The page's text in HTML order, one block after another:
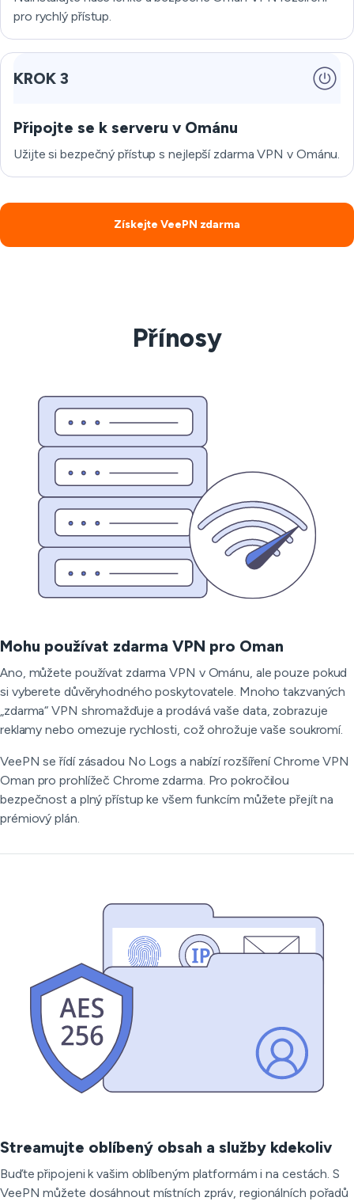
pro rychlý přístup.
KROK 3
Připojte se k serveru v Ománu
Užijte si bezpečný přístup s nejlepší zdarma VPN v Ománu.
Získejte VeePN zdarma
Přínosy
Mohu používat zdarma VPN pro Oman
Ano, můžete používat zdarma VPN v Ománu, ale pouze pokud
si vyberete důvěryhodného poskytovatele. Mnoho takzvaných
„zdarma“ VPN shromažďuje a prodává vaše data, zobrazuje
reklamy nebo omezuje rychlosti, což ohrožuje vaše soukromí.
VeePN se řídí zásadou No Logs a nabízí rozšíření Chrome VPN
Oman pro prohlížeč Chrome zdarma. Pro pokročilou
bezpečnost a plný přístup ke všem funkcím můžete přejít na
prémiový plán.
Streamujte oblíbený obsah a služby kdekoliv
Buďte připojeni k vašim oblíbeným platformám i na cestách. S
VeePN můžete dosáhnout místních zpráv, regionálních pořadů